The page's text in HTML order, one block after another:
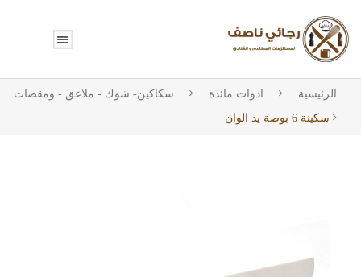
الرئيسية ادوات مائدة
سكاكین- شوك - ملاعق - ومقصات
سكينة 6 بوصة يد الوان